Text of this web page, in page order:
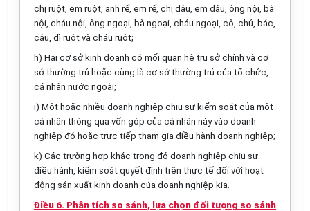
chị ruột, em ruột, anh rể, em rể, chị dâu, em dâu, ông nội, bà
nội, cháu nội, ông ngoại, bà ngoại, cháu ngoại, cô, chú, bác,
cậu, dì ruột và cháu ruột;
h) Hai cơ sở kinh doanh có mối quan hệ trụ sở chính và cơ
sở thường trú hoặc cùng là cơ sở thường trú của tổ chức,
cá nhân nước ngoài;
i) Một hoặc nhiều doanh nghiệp chịu sự kiểm soát của một
cá nhân thông qua vốn góp của cá nhân này vào doanh
nghiệp đó hoặc trực tiếp tham gia điều hành doanh nghiệp;
k) Các trường hợp khác trong đó doanh nghiệp chịu sự
điều hành, kiểm soát quyết định trên thực tế đối với hoạt
động sản xuất kinh doanh của doanh nghiệp kia.
Điều 6. Phân tích so sánh, lựa chọn đối tượng so sánh